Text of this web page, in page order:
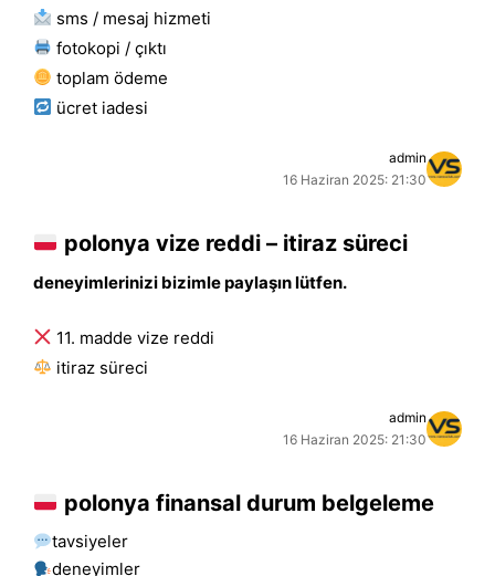
sms / mesaj hizmeti
fotokopi / çıktı
toplam ödeme
ücret i̇adesi
admin
16 Haziran 2025: 21:30
polonya vize reddi – itiraz süreci
deneyimlerinizi bizimle paylaşın lütfen.
11. madde vize reddi
i̇tiraz süreci
admin
16 Haziran 2025: 21:30
polonya finansal durum belgeleme
tavsiyeler
deneyimler